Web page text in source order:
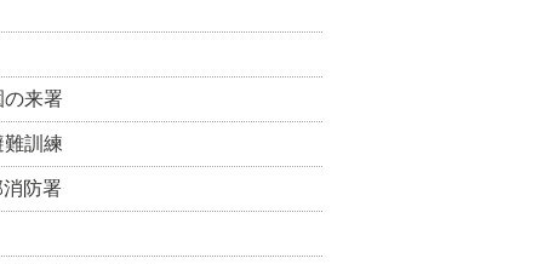
の来署
訓練
防署